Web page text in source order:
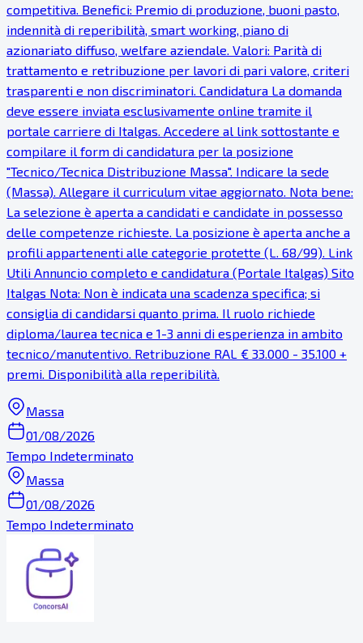
competitiva. Benefici: Premio di produzione, buoni pasto,
indennità di reperibilità, smart working, piano di
azionariato diffuso, welfare aziendale. Valori: Parità di
trattamento e retribuzione per lavori di pari valore, criteri
trasparenti e non discriminatori. Candidatura La domanda
deve essere inviata esclusivamente online tramite il
portale carriere di Italgas. Accedere al link sottostante e
compilare il form di candidatura per la posizione
"Tecnico/Tecnica Distribuzione Massa". Indicare la sede
(Massa). Allegare il curriculum vitae aggiornato. Nota bene:
La selezione è aperta a candidati e candidate in possesso
delle competenze richieste. La posizione è aperta anche a
profili appartenenti alle categorie protette (L. 68/99). Link
Utili Annuncio completo e candidatura (Portale Italgas) Sito
Italgas Nota: Non è indicata una scadenza specifica; si
consiglia di candidarsi quanto prima. Il ruolo richiede
diploma/laurea tecnica e 1-3 anni di esperienza in ambito
tecnico/manutentivo. Retribuzione RAL € 33.000 - 35.100 +
premi. Disponibilità alla reperibilità.
Massa
01/08/2026
Tempo Indeterminato
Massa
01/08/2026
Tempo Indeterminato